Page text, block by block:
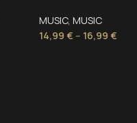
MUSIC, MUSIC
14,99 € – 16,99 €